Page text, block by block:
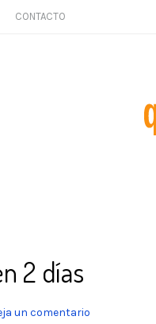
CONTACTO
2 días
un comentario